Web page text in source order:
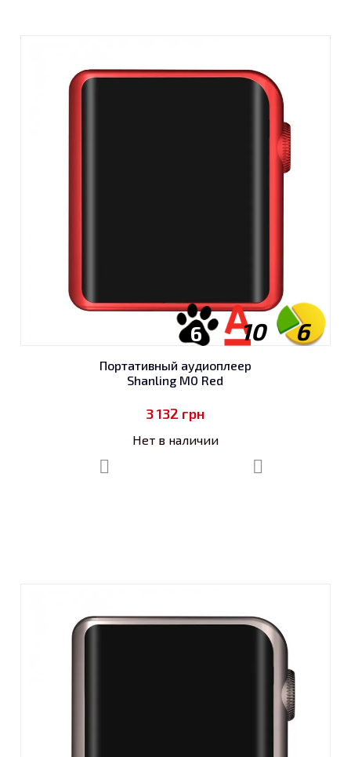
6
10
6
Портативный аудиоплеер
Shanling M0 Red
3 132 грн
Нет в наличии